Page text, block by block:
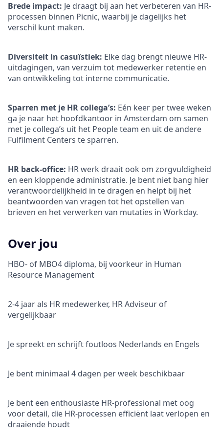
Brede impact: Je draagt bij aan het verbeteren van HR-
processen binnen Picnic, waarbij je dagelijks het
verschil kunt maken.
Diversiteit in casuïstiek: Elke dag brengt nieuwe HR-
uitdagingen, van verzuim tot medewerker retentie en
van ontwikkeling tot interne communicatie.
Sparren met je HR collega’s: Eén keer per twee weken
ga je naar het hoofdkantoor in Amsterdam om samen
met je collega’s uit het People team en uit de andere
Fulfilment Centers te sparren.
HR back-office: HR werk draait ook om zorgvuldigheid
en een kloppende administratie. Je bent niet bang hier
verantwoordelijkheid in te dragen en helpt bij het
beantwoorden van vragen tot het opstellen van
brieven en het verwerken van mutaties in Workday.
Over jou
HBO- of MBO4 diploma, bij voorkeur in Human
Resource Management
2-4 jaar als HR medewerker, HR Adviseur of
vergelijkbaar
Je spreekt en schrijft foutloos Nederlands en Engels
Je bent minimaal 4 dagen per week beschikbaar
Je bent een enthousiaste HR-professional met oog
voor detail, die HR-processen efficiënt laat verlopen en
draaiende houdt